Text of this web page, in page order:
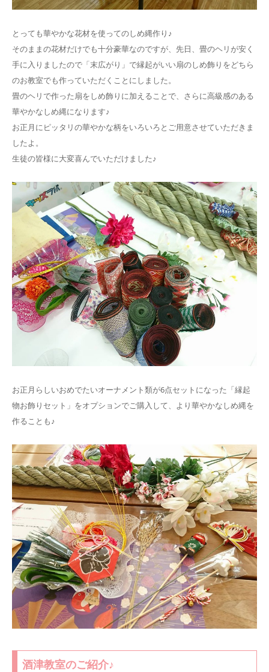
とっても華やかな花材を使ってのしめ縄作り♪
そのままの花材だけでも十分豪華なのですが、先日、畳のヘリが安く
手に入りましたので「末広がり」で縁起がいい扇のしめ飾りをどちら
のお教室でも作っていただくことにしました。
畳のヘリで作った扇をしめ飾りに加えることで、さらに高級感のある
華やかなしめ縄になります♪
お正月にピッタリの華やかな柄をいろいろとご用意させていただきま
したよ。
生徒の皆様に大変喜んでいただけました♪
お正月らしいおめでたいオーナメント類が6点セットになった「縁起
物お飾りセット」をオプションでご購入して、より華やかなしめ縄を
作ることも♪
酒津教室のご紹介♪